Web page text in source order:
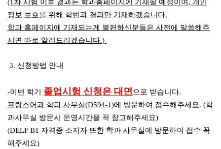
(1 차 시험 이후 결과는 학과홈페이지에 기재될 예정이며 , 개인
정보 보호를 위해 학번과 결과만 기재하겠습니다.
학과 홈페이지에 기재되는게 불편하신분들은 사전에 말씀해주
시면 따로 알려드리겠습니다.)
3. 신청방법 안내
-이번 학기 졸업시험 신청은 대면 으로 받습니다.
프랑스어과 학과 사무실(D594-1)에 방문하여 접수해주세요. (학
과사무실 방문시 운영시간을 꼭 참고해주세요)
(DELF B1 자격증 소지자 또한 학과 사무실에 방문하여 접수 꼭
해주세요)